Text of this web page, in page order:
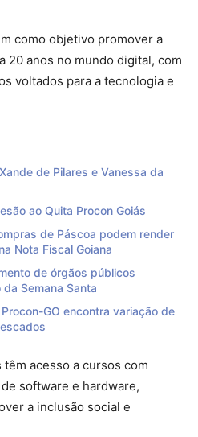
como objetivo promover a
20 anos no mundo digital, com
voltados para a tecnologia e
de Pilares e Vanessa da
ao Quita Procon Goiás
de Páscoa podem render
Nota Fiscal Goiana
de órgãos públicos
Semana Santa
GO encontra variação de
acesso a cursos com
software e hardware,
a inclusão social e